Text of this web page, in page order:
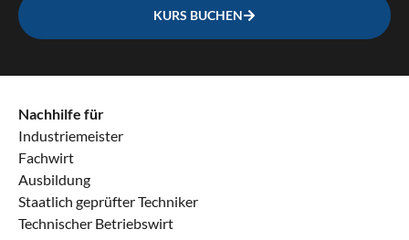
KURS BUCHEN
Nachhilfe für
Industriemeister
Fachwirt
Ausbildung
Staatlich geprüfter Techniker
Technischer Betriebswirt